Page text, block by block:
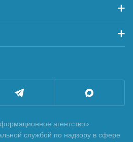
агентство»
службой по надзору в сфере